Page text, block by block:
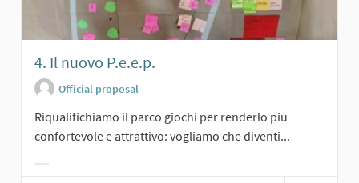
4. Il nuovo P.e.e.p.
Official proposal
Riqualifichiamo il parco giochi per renderlo più
confortevole e attrattivo: vogliamo che diventi...